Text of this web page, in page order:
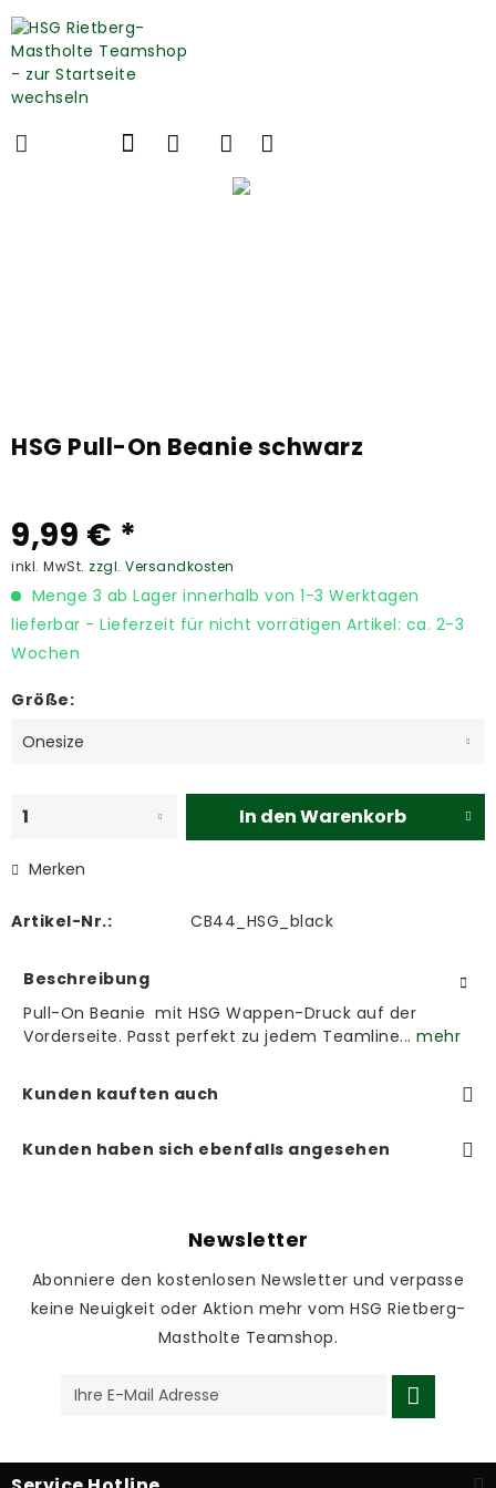
HSG Pull-On Beanie schwarz
9,99 € *
inkl. MwSt. zzgl. Versandkosten
Menge 3 ab Lager innerhalb von 1-3 Werktagen
lieferbar - Lieferzeit für nicht vorrätigen Artikel: ca. 2-3
Wochen
Größe:
In denWarenkorb
Merken
Artikel-Nr.: CB44_HSG_black
Beschreibung
Pull-On Beanie mit HSG Wappen-Druck auf der
Vorderseite. Passt perfekt zu jedem Teamline... mehr
Kunden kauften auch
Kunden haben sich ebenfalls angesehen
Newsletter
Abonniere den kostenlosen Newsletter und verpasse
keine Neuigkeit oder Aktion mehr vom HSG Rietberg-
Mastholte Teamshop.